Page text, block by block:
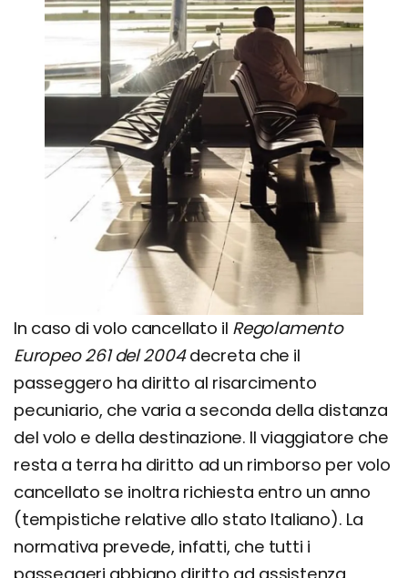
In caso di volo cancellato il Regolamento
Europeo 261 del 2004decreta che il
passeggero ha diritto al risarcimento
pecuniario, che varia a seconda della distanza
del volo e della destinazione. Il viaggiatore che
resta a terra ha diritto ad un rimborso per volo
cancellato se inoltra richiesta entro un anno
(tempistiche relative allo stato Italiano). La
normativa prevede, infatti, che tutti i